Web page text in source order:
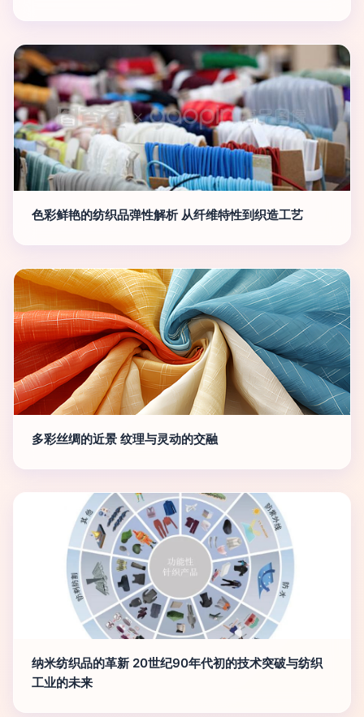
色彩鲜艳的纺织品弹性解析 从纤维特性到织造工艺
多彩丝绸的近景 纹理与灵动的交融
纳米纺织品的革新 20世纪90年代初的技术突破与纺织
工业的未来